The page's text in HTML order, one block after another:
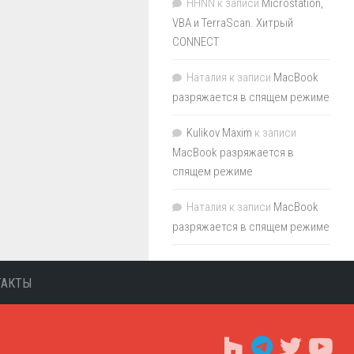
HHNN к записи Microstation,
VBA и TerraScan. Хитрый
CONNECT
Наталия к записи MacBook
разряжается в спящем режиме
Kulikov Maxim к записи
MacBook разряжается в
спящем режиме
Наталия к записи MacBook
разряжается в спящем режиме